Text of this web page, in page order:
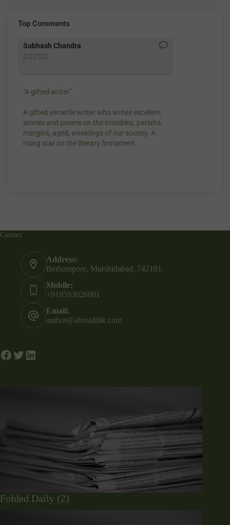
Top Comments
Subhash Chandra
    
"A gifted writer"
A gifted versetile writer who writes excellent
stories and poems on the invisibles, pariahs,
margins, aged, weaklings of our society. A
rising star on the literary firmament.
Contact
Address:
Berhampore, Murshidabad, 742101.
Mobile:
+919593026801
Email:
author@abusiddik.com
Folded Daily (2)